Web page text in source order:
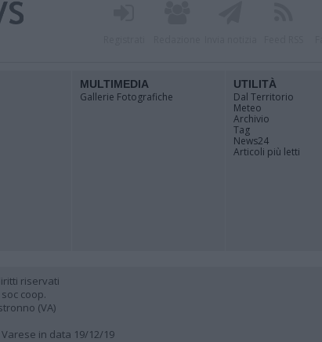
MULTIMEDIA
Gallerie Fotografiche
UTILITÀ
Dal Territorio
Meteo
Archivio
Tag
News24
Articoli più letti
riservati
coop.
(VA)
in data 19/12/19